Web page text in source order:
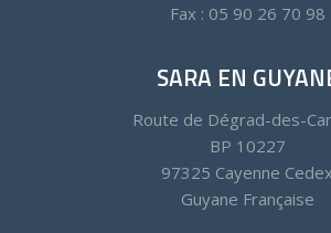
Fax : 05 90 26 70 98
SARA EN
Route de Dégrad-des-
BP 10227
97325 Cayenne Cedex
Guyane Française